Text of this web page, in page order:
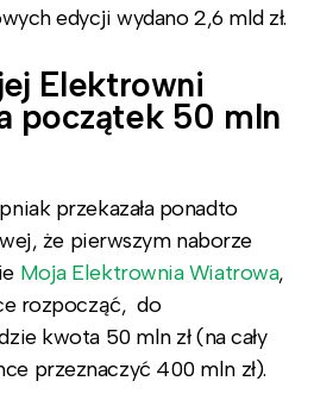
edycji wydano 2,6 mld zł.
Elektrowni
początek 50 mln
przekazała ponadto
że pierwszym naborze
Moja Elektrownia Wiatrowa,
rozpocząć, do
kwota 50 mln zł (na cały
przeznaczyć 400 mln zł).